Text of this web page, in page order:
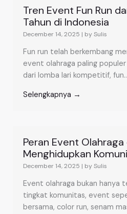
Tren Event Fun Run
Tahun di Indonesia
December 14, 2025 | by Sulis
Fun run telah berkembang
event olahraga paling
dari lomba lari kompetitif,
Selengkapnya →
Peran Event
Menghidupkan
December 14, 2025 | by Sulis
Event olahraga bukan hanya
tingkat komunitas, event
bersama, color run, senam